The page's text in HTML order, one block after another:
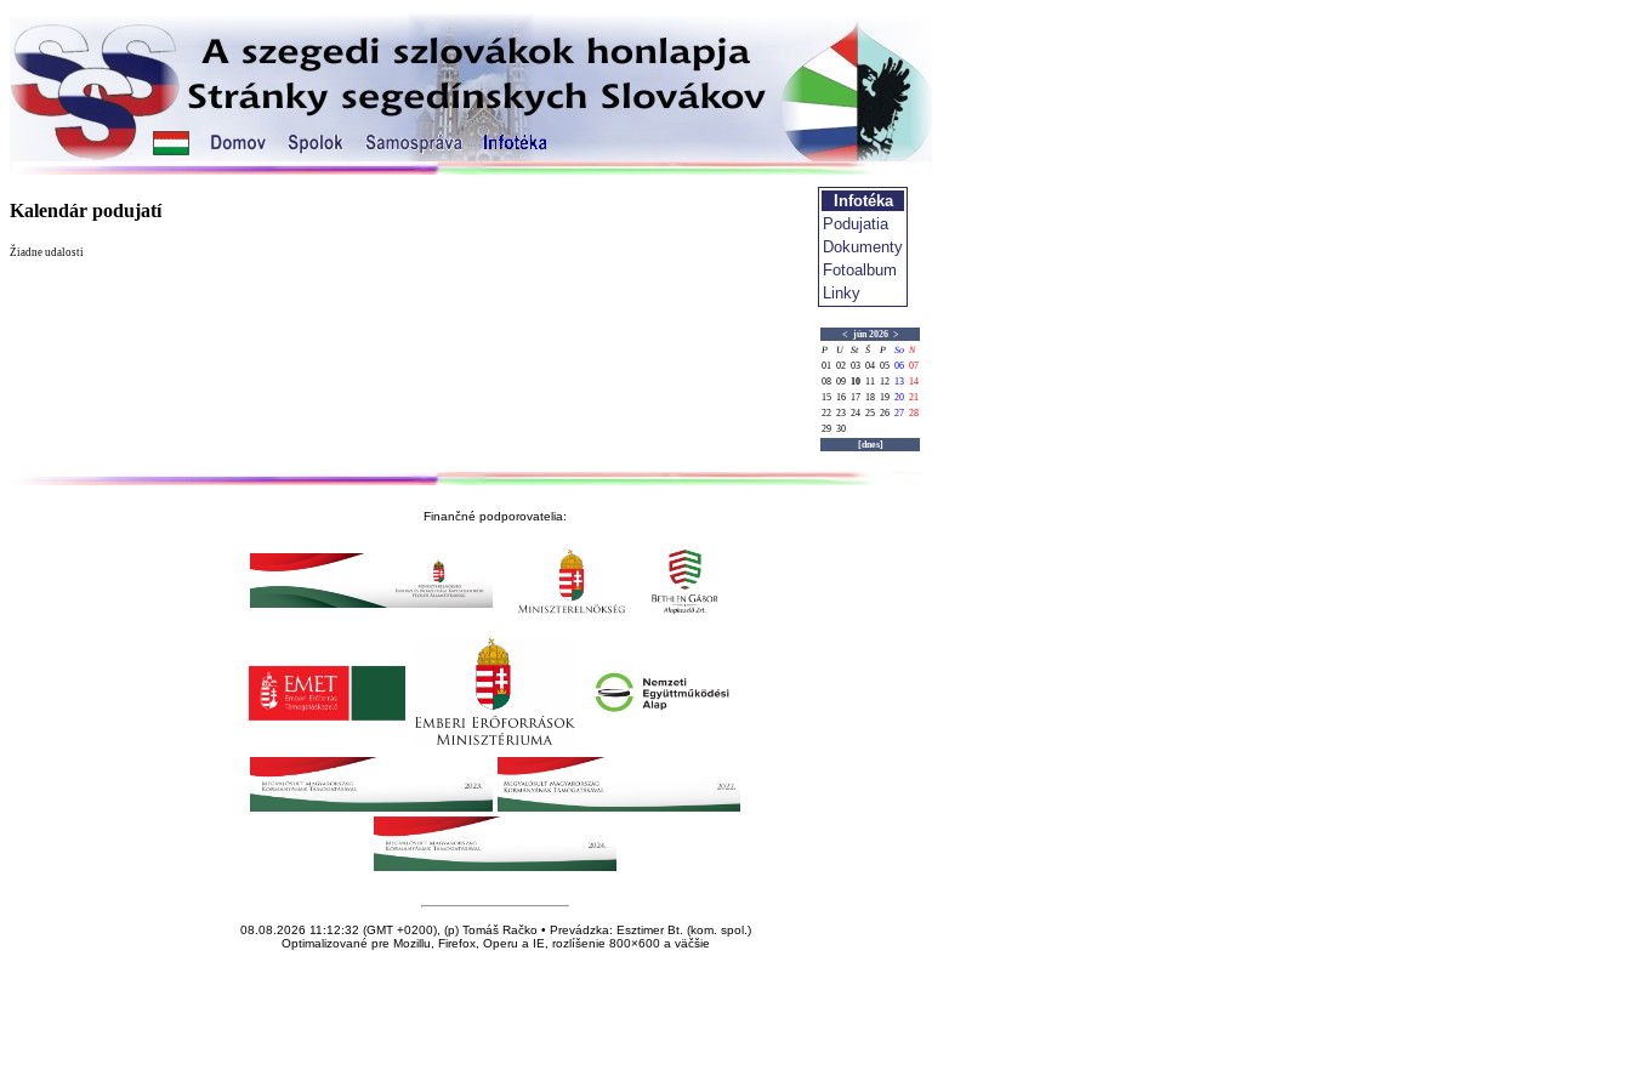
Kalendár podujatí
Žiadne udalosti
Infotéka
Podujatia
Dokumenty
Fotoalbum
Linky
< jún 2026 >
P
U St Š P So N
01 02 03 04 05 06 07
08 09 10 11 12 13 14
15 16 17 18 19 20 21
22 23 24 25 26 27 28
29 30
[dnes]
Finančné podporovatelia:
08.08.2026 11:12:32 (GMT +0200), (p) Tomáš Račko • Prevádzka: Esztimer Bt. (kom. spol.)
Optimalizované pre Mozillu, Firefox, Operu a IE, rozlíšenie 800×600 a väčšie